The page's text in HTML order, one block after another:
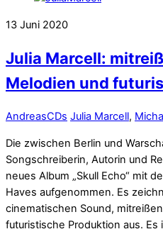
13 Juni 2020
Julia Marcell:
Melodien und
AndreasCDs Julia Marcell,
Die zwischen Berlin und
Songschreiberin, Autorin und
neues Album „Skull Echo“ mit
Haves aufgenommen. Es
cinematischen Sound,
futuristische Produktion aus. Es